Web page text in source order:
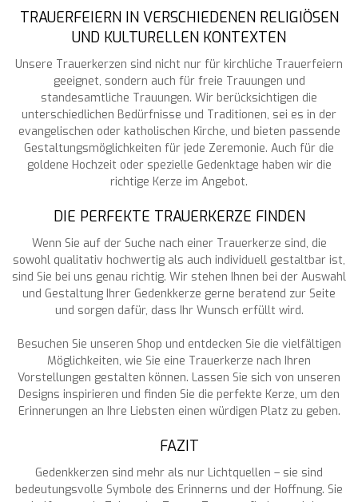
TRAUERFEIERN IN VERSCHIEDENEN RELIGIÖSEN
UND KULTURELLEN KONTEXTEN
Unsere Trauerkerzen sind nicht nur für kirchliche Trauerfeiern
geeignet, sondern auch für freie Trauungen und
standesamtliche Trauungen. Wir berücksichtigen die
unterschiedlichen Bedürfnisse und Traditionen, sei es in der
evangelischen oder katholischen Kirche, und bieten passende
Gestaltungsmöglichkeiten für jede Zeremonie. Auch für die
goldene Hochzeit oder spezielle Gedenktage haben wir die
richtige Kerze im Angebot.
DIE PERFEKTE TRAUERKERZE FINDEN
Wenn Sie auf der Suche nach einer Trauerkerze sind, die
sowohl qualitativ hochwertig als auch individuell gestaltbar ist,
sind Sie bei uns genau richtig. Wir stehen Ihnen bei der Auswahl
und Gestaltung Ihrer Gedenkkerze gerne beratend zur Seite
und sorgen dafür, dass Ihr Wunsch erfüllt wird.
Besuchen Sie unseren Shop und entdecken Sie die vielfältigen
Möglichkeiten, wie Sie eine Trauerkerze nach Ihren
Vorstellungen gestalten können. Lassen Sie sich von unseren
Designs inspirieren und finden Sie die perfekte Kerze, um den
Erinnerungen an Ihre Liebsten einen würdigen Platz zu geben.
FAZIT
Gedenkkerzen sind mehr als nur Lichtquellen – sie sind
bedeutungsvolle Symbole des Erinnerns und der Hoffnung. Sie